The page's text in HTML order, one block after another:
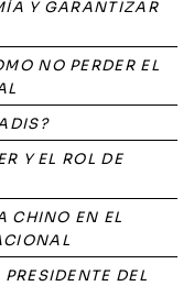
Y GARANTIZAR
NO PERDER EL
Y EL ROL DE
CHINO EN EL
DEL